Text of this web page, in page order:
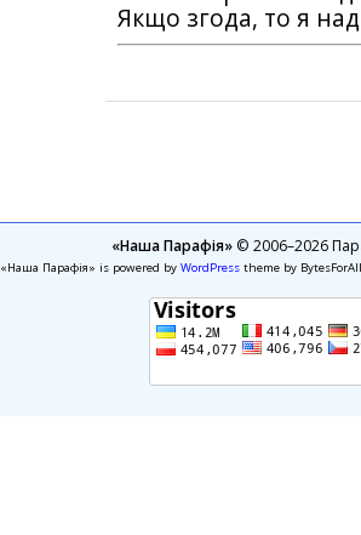
Якщо згода, то я
«Наша Парафія»© 2006–2026
«Наша Парафія» is powered by WordPresstheme by